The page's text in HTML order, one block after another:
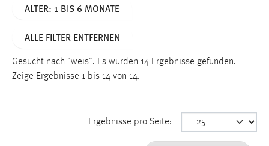
ALTER: 1 BIS 6 MONATE
ALLE FILTER ENTFERNEN
Gesucht nach "weis". Es wurden 14 Ergebnisse gefunden.
Zeige Ergebnisse 1 bis 14 von 14.
Ergebnisse pro Seite:
Funktionen und sind für die einwandfreie Funktion der
Name:
Dieser Cookie speichert die ausgewählten Einverständnis-